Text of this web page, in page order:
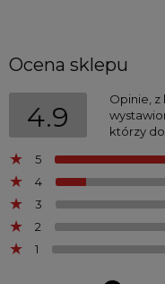
Ocena sklepu
4.9
Opinie, z
którzy
5
4
3
2
1